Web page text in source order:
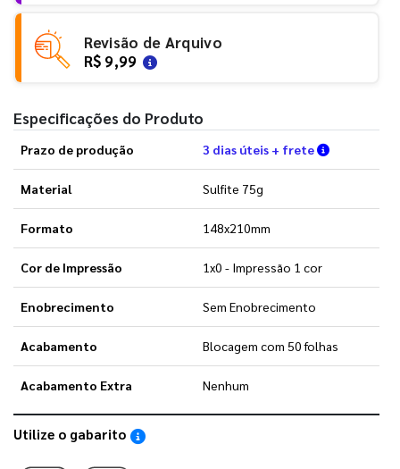
Revisão de Arquivo
R$ 9,99
Especificações do Produto
Prazo de produção 3 dias úteis + frete Verifique
Material Sulfite 75g
Formato 148x210mm
Cor de Impressão 1x0 - Impressão 1 cor
Enobrecimento Sem Enobrecimento
Acabamento Blocagem com 50 folhas
Acabamento Extra Nenhum
Utilize o gabarito Saiba como utilizar os nossos gabaritos